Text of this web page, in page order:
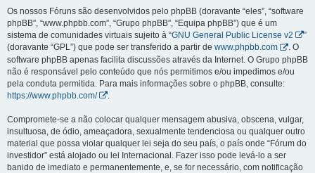
Os nossos Fóruns são desenvolvidos pelo phpBB (doravante “eles”, “software
phpBB”, “www.phpbb.com”, “Grupo phpBB”, “Equipa phpBB”) que é um
sistema de comunidades virtuais sujeito à “GNU General Public License v2
”
(doravante “GPL”) que pode ser transferido a partir de www.phpbb.com
. O
software phpBB apenas facilita discussões através da Internet. O Grupo phpBB
não é responsável pelo conteúdo que nós permitimos e/ou impedimos e/ou
pela conduta permitida. Para mais informações sobre o phpBB, consulte:
https://www.phpbb.com/
Compromete-se a não colocar qualquer mensagem abusiva, obscena, vulgar,
insultuosa, de ódio, ameaçadora, sexualmente tendenciosa ou qualquer outro
material que possa violar qualquer lei seja do seu país, o país onde “Fórum do
investidor” está alojado ou lei Internacional. Fazer isso pode levá-lo a ser
banido de imediato e permanentemente, e, se for necessário, com notificação